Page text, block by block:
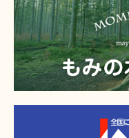
カ
イ
ブ
カ
イ
ブ